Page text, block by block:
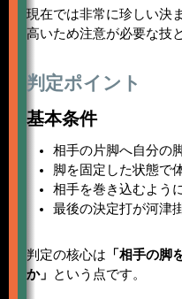
現在では非常に珍しい決
高いため注意が必要な技
判定ポイント
基本条件
相手の片脚へ自分の
脚を固定した状態で
相手を巻き込むよう
最後の決定打が河津
判定の核心は 「相手の脚
か」
という点です。